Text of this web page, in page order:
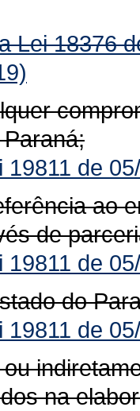
Lei 18376
de
ao
de
de
do
de
na